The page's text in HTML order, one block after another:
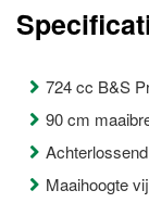
724 cc B&S
90 cm
Maaihoogte